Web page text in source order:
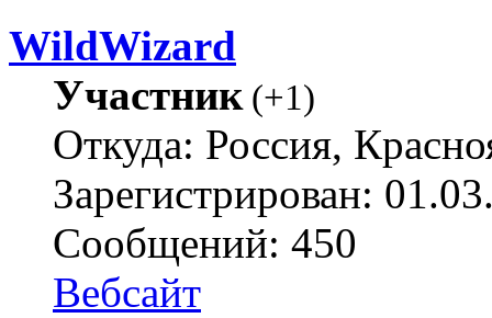
WildWizard
Участник(+1)
Откуда: Россия,
Зарегистрирован:
Сообщений: 450
Вебсайт